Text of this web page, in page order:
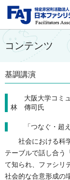
コンテンツ
基調講演
大阪大学コミュ
林 傳司氏
「つなぐ・超え
社会における科学
テーブルで話し合う
て知られ、ファシリ
社会的な合意形成の